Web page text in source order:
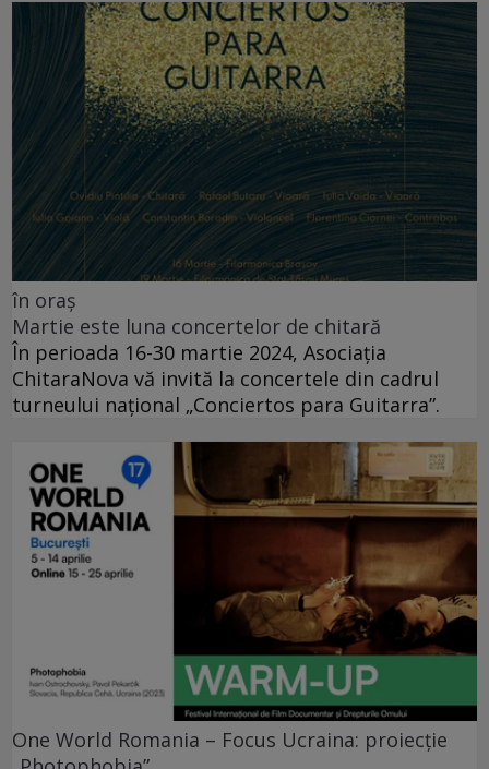
în oraș
Martie este luna concertelor de chitară
În perioada 16-30 martie 2024, Asociația
ChitaraNova vă invită la concertele din cadrul
turneului național „Conciertos para Guitarra”.
One World Romania – Focus Ucraina: proiecție